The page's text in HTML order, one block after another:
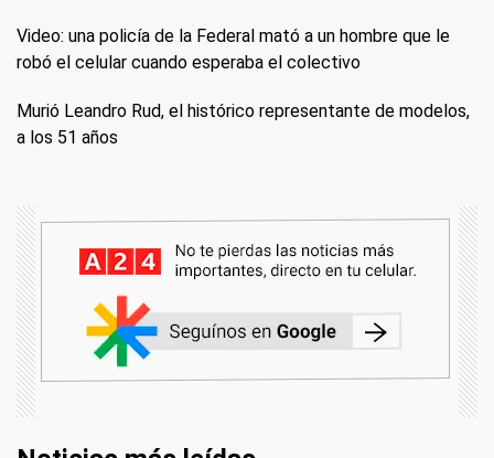
Video: una policía de la Federal mató a un hombre que le
robó el celular cuando esperaba el colectivo
Murió Leandro Rud, el histórico representante de modelos,
a los 51 años